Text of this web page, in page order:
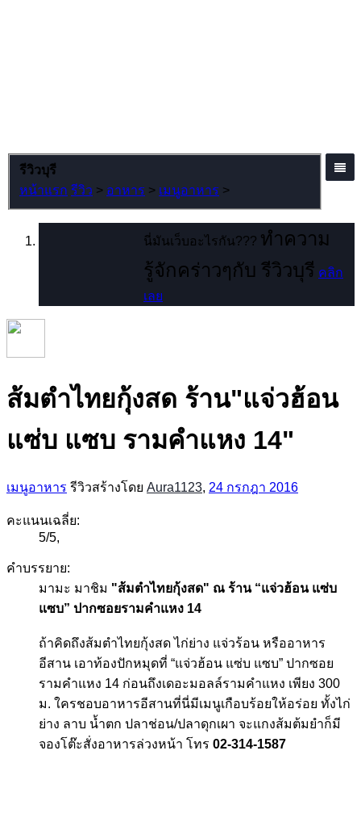
รีวิวบุรี
หน้าแรก รีวิว > อาหาร > เมนูอาหาร >
นี่มันเว็บอะไรกัน??? ทำความ
รู้จักคร่าวๆกับ รีวิวบุรี คลิก
เลย
ส้มตำไทยกุ้งสด ร้าน"แจ่วฮ้อน
แซ่บ แซบ รามคำแหง 14"
เมนูอาหาร รีวิวสร้างโดย Aura1123, 24 กรกฎา 2016
คะแนนเฉลี่ย:
5/5,
คำบรรยาย:
มามะ มาชิม "ส้มตำไทยกุ้งสด" ณ ร้าน “แจ่วฮ้อน แซ่บ
แซบ” ปากซอยรามคำแหง 14
ถ้าคิดถึงส้มตำไทยกุ้งสด ไก่ย่าง แจ่วร้อน หรืออาหาร
อีสาน เอาท้องปักหมุดที่ “แจ่วฮ้อน แซ่บ แซบ” ปากซอย
รามคำแหง 14 ก่อนถึงเดอะมอลล์รามคำแหง เพียง 300
ม. ใครชอบอาหารอีสานที่นี่มีเมนูเกือบร้อยให้อร่อย ทั้งไก่
ย่าง ลาบ น้ำตก ปลาช่อน/ปลาดุกเผา จะแกงส้มต้มยำก็มี
จองโต๊ะสั่งอาหารล่วงหน้า โทร 02-314-1587